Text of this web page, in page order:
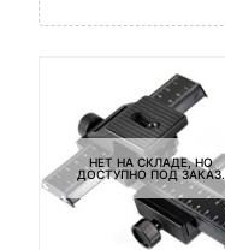
НЕТ НА СКЛАДЕ, НО
ДОСТУПНО ПОД ЗАКАЗ.